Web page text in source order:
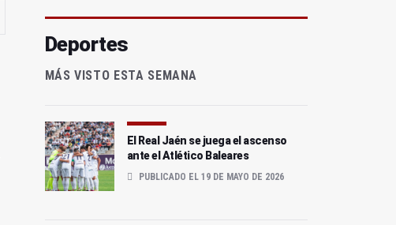
Deportes
MÁS VISTO ESTA SEMANA
El Real Jaén se juega el ascenso
ante el Atlético Baleares
PUBLICADO EL 19 DE MAYO DE 2026